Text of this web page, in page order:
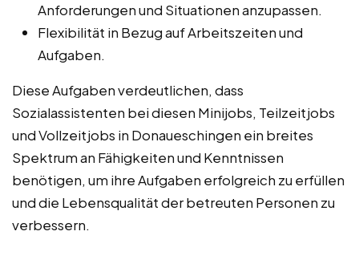
Anforderungen und Situationen anzupassen.
Flexibilität in Bezug auf Arbeitszeiten und
Aufgaben.
Diese Aufgaben verdeutlichen, dass
Sozialassistenten bei diesen Minijobs, Teilzeitjobs
und Vollzeitjobs in Donaueschingen ein breites
Spektrum an Fähigkeiten und Kenntnissen
benötigen, um ihre Aufgaben erfolgreich zu erfüllen
und die Lebensqualität der betreuten Personen zu
verbessern.